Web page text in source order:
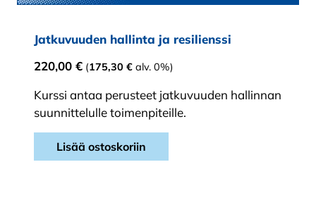
Jatkuvuuden hallinta ja resilienssi
220,00 € (175,30 € alv. 0%)
Kurssi antaa perusteet jatkuvuuden hallinnan
suunnittelulle toimenpiteille.
Lisää ostoskoriin